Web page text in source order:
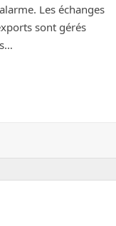
Les échanges
sont gérés